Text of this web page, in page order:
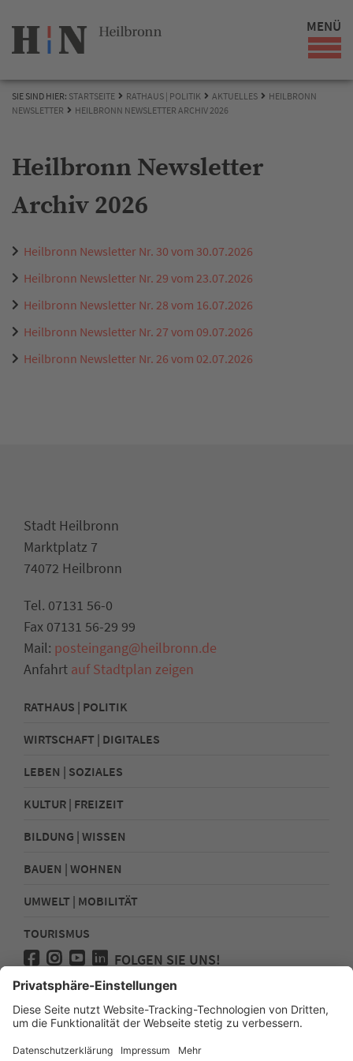
MENÜ
SIE SIND HIER: STARTSEITE RATHAUS | POLITIK AKTUELLES
HEILBRONN
NEWSLETTER
HEILBRONN NEWSLETTER ARCHIV 2026
Heilbronn Newsletter
Archiv 2026
Heilbronn Newsletter Nr. 30 vom 30.07.2026
Heilbronn Newsletter Nr. 29 vom 23.07.2026
Heilbronn Newsletter Nr. 28 vom 16.07.2026
Heilbronn Newsletter Nr. 27 vom 09.07.2026
Heilbronn Newsletter Nr. 26 vom 02.07.2026
Stadt Heilbronn
Marktplatz 7
74072 Heilbronn
Tel. 07131 56-0
Fax 07131 56-29 99
Mail: posteingang@heilbronn.de
Anfahrt auf Stadtplan zeigen
RATHAUS | POLITIK
WIRTSCHAFT | DIGITALES
LEBEN | SOZIALES
KULTUR | FREIZEIT
BILDUNG | WISSEN
BAUEN | WOHNEN
UMWELT | MOBILITÄT
TOURISMUS
FOLGEN SIE UNS!
Presse
Kontakt
Impressum